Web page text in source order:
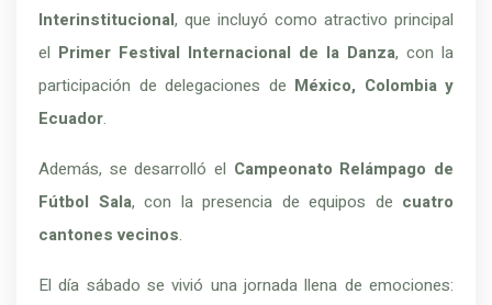
Interinstitucional, que incluyó como atractivo principal
el Primer Festival Internacional de la Danza, con la
participación de delegaciones de México, Colombia y
Ecuador.
Además, se desarrolló el Campeonato Relámpago de
Fútbol Sala, con la presencia de equipos de cuatro
cantones vecinos.
El día sábado se vivió una jornada llena de emociones: